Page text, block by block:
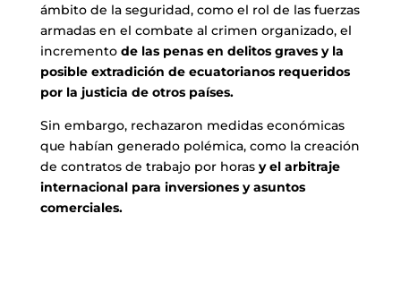
ámbito de la seguridad, como el rol de las fuerzas
armadas en el combate al crimen organizado, el
incremento de las penas en delitos graves y la
posible extradición de ecuatorianos requeridos
por la justicia de otros países.
Sin embargo, rechazaron medidas económicas
que habían generado polémica, como la creación
de contratos de trabajo por horasy el arbitraje
internacional para inversiones y asuntos
comerciales.